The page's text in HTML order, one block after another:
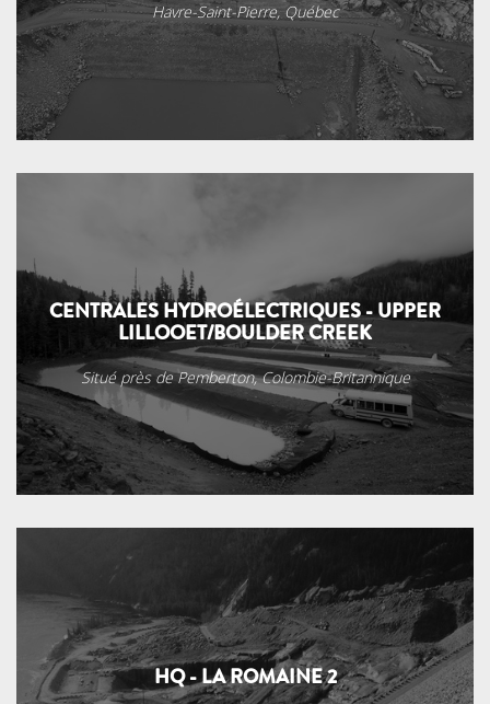
Havre-Saint-Pierre, Québec
CENTRALES HYDROÉLECTRIQUES - UPPER
LILLOOET/BOULDER CREEK
Situé près de Pemberton, Colombie-Britannique
HQ - LA ROMAINE 2